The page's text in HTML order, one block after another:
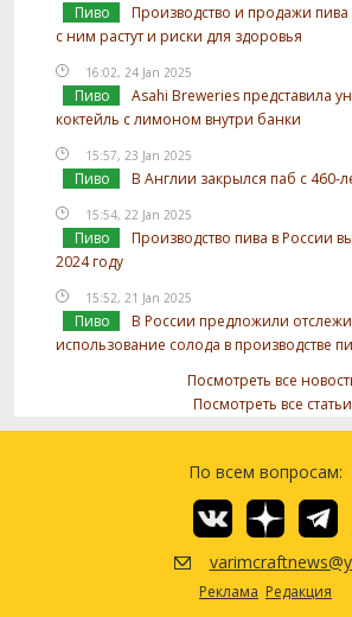
Пиво
Производство и продажи пива
с ним растут и риски для здоровья
16:02, 24 Jan 2025
Пиво
Asahi Breweries представила
коктейль с лимоном внутри банки
15:57, 23 Jan 2025
Пиво В Англии закрылся паб с 460-
15:54, 22 Jan 2025
Пиво
Производство пива в России
2024 году
15:52, 21 Jan 2025
Пиво
В России предложили
использование солода в производстве
Посмотреть все
Посмотреть все статьи
По всем вопросам:
Реклама Редакция